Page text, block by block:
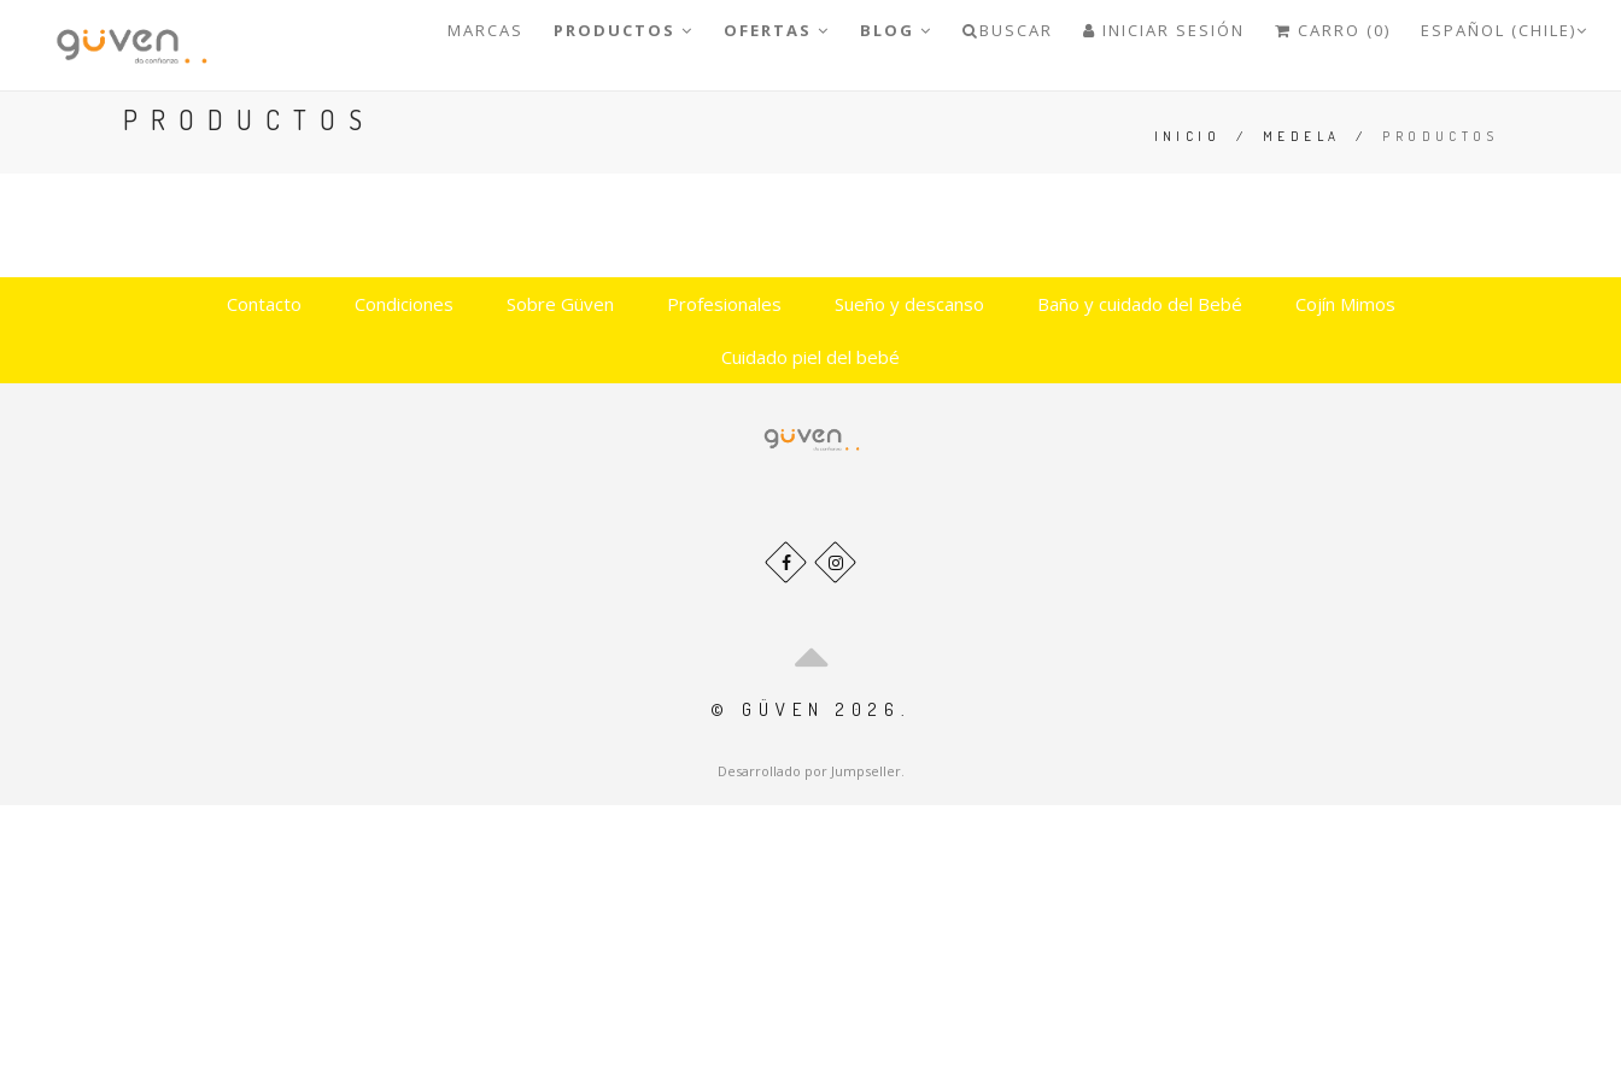
MARCAS PRODUCTOS OFERTAS BLOG BUSCAR INICIAR SESIÓN CARRO (0) ESPAÑOL (CHILE)
PRODUCTOS INICIO / MEDELA / PRODUCTOS
Contacto Condiciones Sobre Güven Profesionales Sueño y descanso Baño y cuidado del Bebé Cojín Mimos
Cuidado piel del bebé
© GÜVEN 2026.
Desarrollado por Jumpseller.